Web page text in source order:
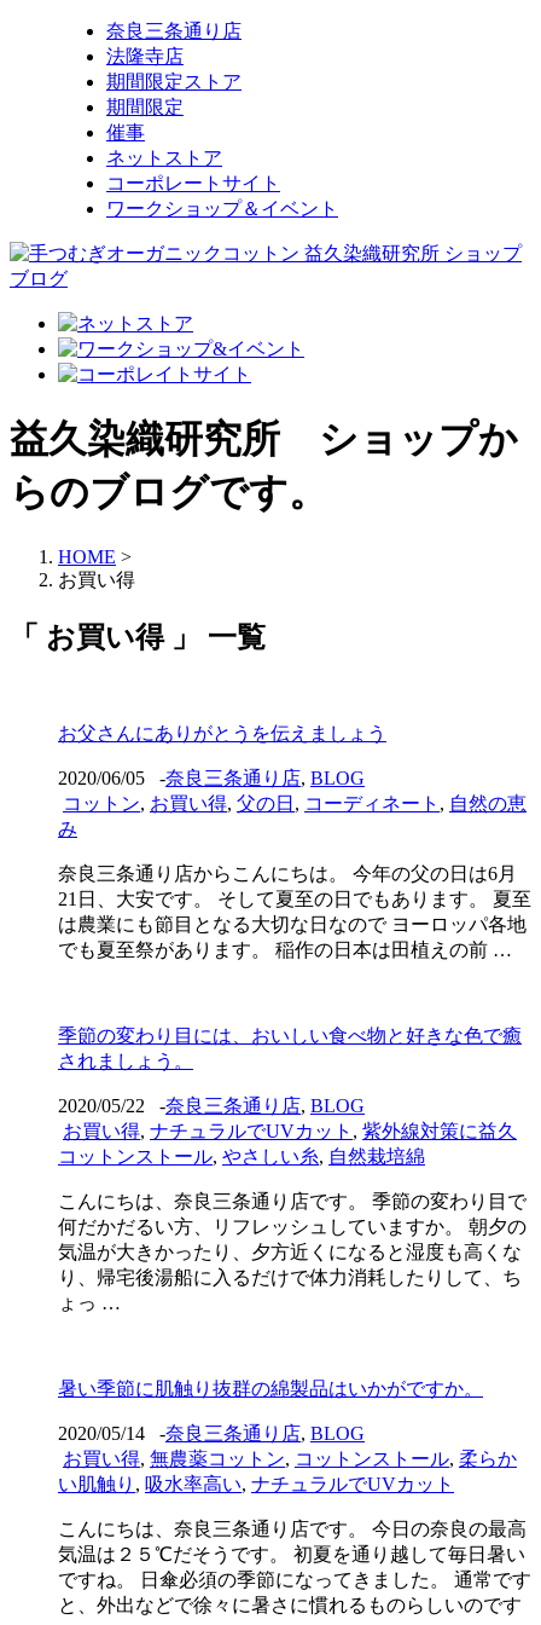
奈良三条通り店
法隆寺店
期間限定ストア
期間限定
催事
ネットストア
コーポレートサイト
ワークショップ＆イベント
益久染織研究所 ショップか
らのブログです。
HOME >
お買い得
「 お買い得 」 一覧
お父さんにありがとうを伝えましょう
2020/06/05 -奈良三条通り店, BLOG
コットン, お買い得, 父の日 , コーディネート , 自然の恵
み
奈良三条通り店からこんにちは。 今年の父の日は6月
21日、大安です。 そして夏至の日でもあります。 夏至
は農業にも節目となる大切な日なので ヨーロッパ各地
でも夏至祭があります。 稲作の日本は田植えの前 …
季節の変わり目には、おいしい食べ物と好きな色で癒
されましょう。
2020/05/22 -奈良三条通り店, BLOG
お買い得, ナチュラルでUVカット , 紫外線対策に益久
コットンストール, やさしい糸, 自然栽培綿
こんにちは、奈良三条通り店です。 季節の変わり目で
何だかだるい方、リフレッシュしていますか。 朝夕の
気温が大きかったり、夕方近くになると湿度も高くな
り、帰宅後湯船に入るだけで体力消耗したりして、ち
ょっ …
暑い季節に肌触り抜群の綿製品はいかがですか。
2020/05/14 -奈良三条通り店, BLOG
お買い得, 無農薬コットン, コットンストール, 柔らか
い肌触り , 吸水率高い, ナチュラルでUVカット
こんにちは、奈良三条通り店です。 今日の奈良の最高
気温は２５℃だそうです。 初夏を通り越して毎日暑い
ですね。 日傘必須の季節になってきました。 通常です
と、外出などで徐々に暑さに慣れるものらしいのです